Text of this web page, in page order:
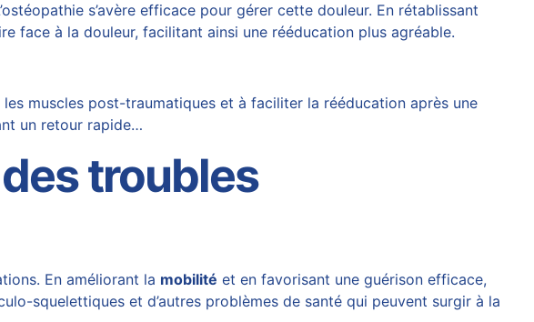
s’avère efficace pour gérer cette douleur. En rétablissant
face à la douleur, facilitant ainsi une rééducation plus agréable.
muscles post-traumatiques et à faciliter la rééducation après une
un retour rapide…
troubles
En améliorant la mobilité et en favorisant une guérison efficace,
squelettiques et d’autres problèmes de santé qui peuvent surgir à la